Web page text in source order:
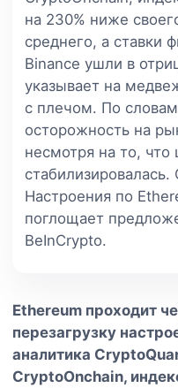
на 230% ниже
среднего, а ставки
Binance ушли в
указывает на
с плечом. По
осторожность на
несмотря на то, что
Настроения по
поглощает
BeInCrypto.
Ethereum проходит
перезагрузку
аналитика
CryptoOnchain,